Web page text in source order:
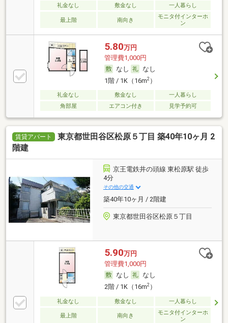
礼金なし 敷金なし 一人暮らし
最上階 南向き
モニタ付インターホ
ン
5.80万円
管理費1,000円
なし
なし
1階 / 1K（16m2）
礼金なし 敷金なし
一人暮らし
角部屋
エアコン付き 見学予約可
賃貸アパート
東京都世田谷区松原５丁目 築40年10ヶ月 2
階建
京王電鉄井の頭線 東松原駅 徒歩
4分
その他の交通
築40年10ヶ月 / 2階建
東京都世田谷区松原５丁目
5.90万円
管理費1,000円
なし
なし
2階 / 1K（16m2）
礼金なし 敷金なし 一人暮らし
最上階 南向き
モニタ付インターホ
ン